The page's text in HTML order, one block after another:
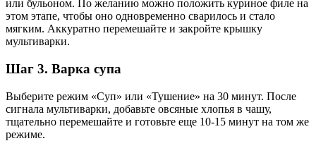
или бульоном. По желанию можно положить куриное филе на
этом этапе, чтобы оно одновременно сварилось и стало
мягким. Аккуратно перемешайте и закройте крышку
мультиварки.
Шаг 3. Варка супа
Выберите режим «Суп» или «Тушение» на 30 минут. После
сигнала мультиварки, добавьте овсяные хлопья в чашу,
тщательно перемешайте и готовьте еще 10-15 минут на том же
режиме.